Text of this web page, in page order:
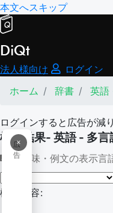
本文へスキップ
DiQt
法人様向け
ログイン
ホーム
辞書 英語
ログインすると広告が減
×
広
告
検索結果- 英語 - 多言
意味・例文の表示言
検索内容: